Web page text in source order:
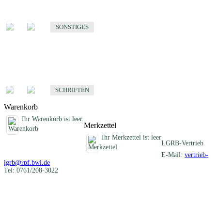
SONSTIGES
SCHRIFTEN
Warenkorb
Ihr Warenkorb ist leer.
Merkzettel
Ihr Merkzettel ist leer
LGRB-Vertrieb
E-Mail: vertrieb-
lgrb@rpf.bwl.de
Tel: 0761/208-3022